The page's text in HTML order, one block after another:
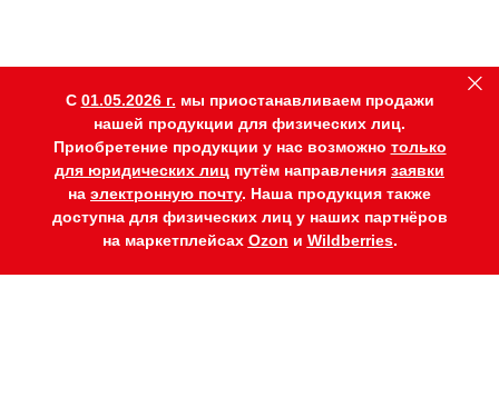
C 01.05.2026 г. мы приостанавливаем продажи
нашей продукции для физических лиц.
Приобретение продукции у нас возможно только
для юридических лиц путём направления заявки
на электронную почту. Наша продукция также
доступна для физических лиц у наших партнёров
на маркетплейсах Ozon и Wildberries.